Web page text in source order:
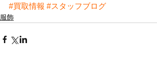
#買取情報 #スタッフブログ
服飾